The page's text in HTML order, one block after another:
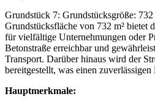
Grundstück 7: Grundstücksgröße:
Grundstücksfläche von 732 m² bietet
für vielfältige Unternehmungen oder
Betonstraße erreichbar und
Transport. Darüber hinaus wird der
bereitgestellt, was einen
Hauptmerkmale: